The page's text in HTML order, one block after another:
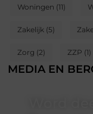
Woningen (11)
Zakelijk (5)
Zorg (2) ZZP (1)
MEDIA EN